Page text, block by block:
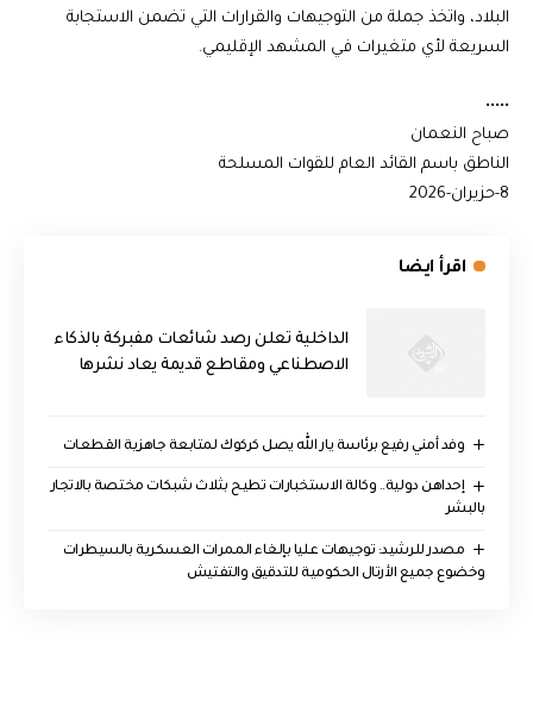
البلاد، واتخذ جملة من التوجيهات والقرارات التي تضمن الاستجابة
السريعة لأي متغيرات في المشهد الإقليمي.
​•••••
صباح النعمان
الناطق باسم القائد العام للقوات المسلحة
8-حزيران-2026
اقرأ ايضا
الداخلية تعلن رصد شائعات مفبركة بالذكاء
الاصطناعي ومقاطع قديمة يعاد نشرها
وفد أمني رفيع برئاسة يار الله يصل كركوك لمتابعة جاهزية القطعات
إحداهن دولية.. وكالة الاستخبارات تطيح بثلاث شبكات مختصة بالاتجار
بالبشر
مصدر للرشيد: توجيهات عليا بإلغاء الممرات العسكرية بالسيطرات
وخضوع جميع الأرتال الحكومية للتدقيق والتفتيش